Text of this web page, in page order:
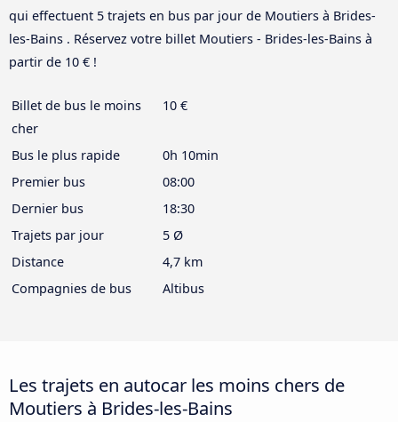
qui effectuent 5 trajets en bus par jour de Moutiers à Brides-
les-Bains . Réservez votre billet Moutiers - Brides-les-Bains à
partir de 10 € !
Billet de bus le moins
cher
10 €
Bus le plus rapide
0h 10min
Premier bus
08:00
Dernier bus
18:30
Trajets par jour
5 Ø
Distance
4,7 km
Compagnies de bus
Altibus
Les trajets en autocar les moins chers de
Moutiers à Brides-les-Bains